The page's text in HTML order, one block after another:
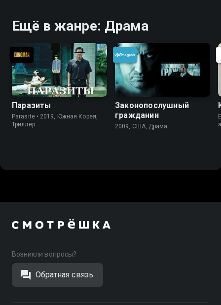
Ещё в жанре: Драма
Паразиты
Parasite • 2019, Южная Корея,
Триллер
Законопослушный
гражданин
2009, США, Драма
Возникли вопросы?
Обратная связь